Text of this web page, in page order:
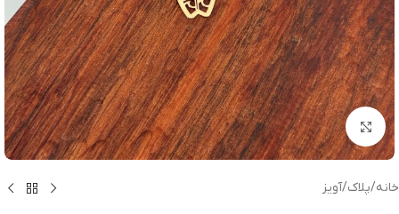
بزرگنمایی تصویر
خانه/پلاک/آویز